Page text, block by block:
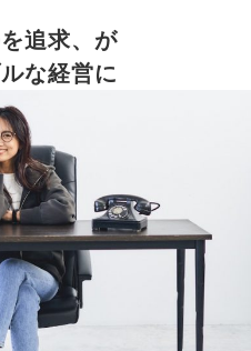
追求、が
な経営に